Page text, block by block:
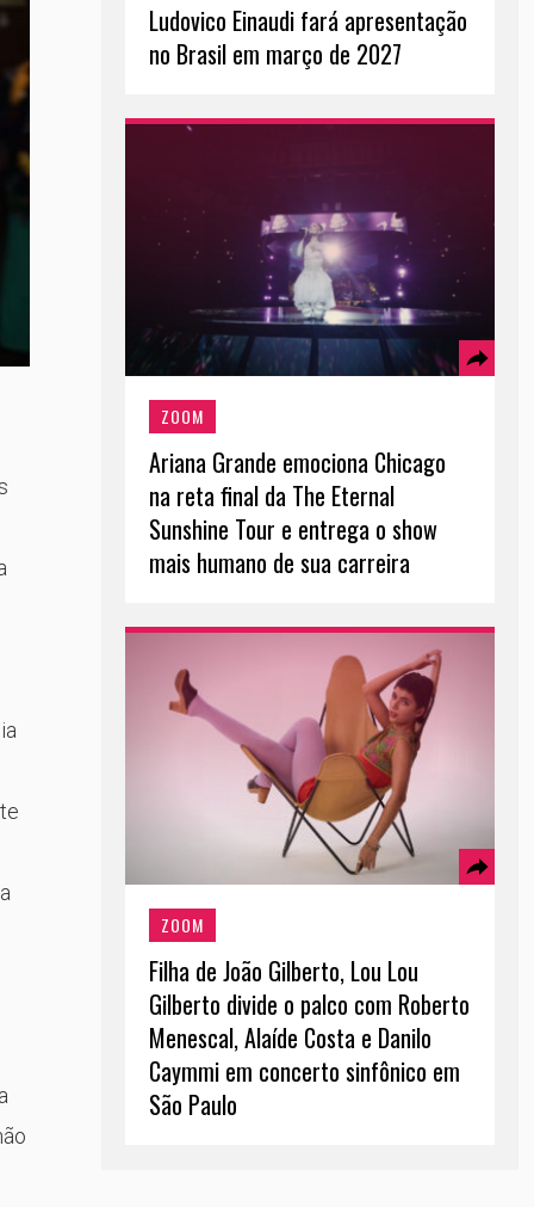
Ludovico Einaudi fará apresentação
no Brasil em março de 2027
ZOOM
Ariana Grande emociona Chicago
na reta final da The Eternal
Sunshine Tour e entrega o show
mais humano de sua carreira
ZOOM
Filha de João Gilberto, Lou Lou
Gilberto divide o palco com Roberto
Menescal, Alaíde Costa e Danilo
Caymmi em concerto sinfônico em
São Paulo